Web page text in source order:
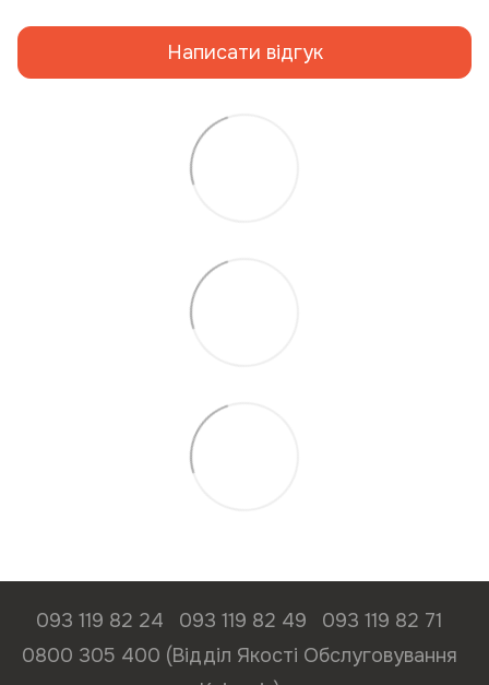
Написати відгук
093 119 82 24 093 119 82 49
093 119 82 71
0800 305 400 (Відділ Якості Обслуговування